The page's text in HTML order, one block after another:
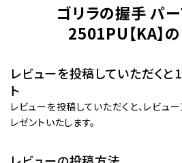
ゴリラの握手 パ
2501PU【KA】
レビューを投稿していただくと
ト
レビューを投稿していただくと、レビュ
レゼントいたします。